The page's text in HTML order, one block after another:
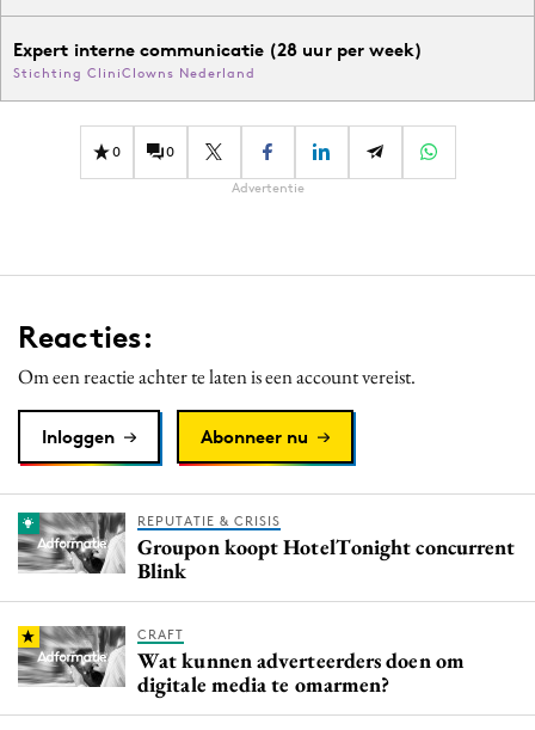
Expert interne communicatie (28 uur per week)
Stichting CliniClowns Nederland
0 0
Advertentie
Reacties:
Om een reactie achter te laten is een account vereist.
Inloggen Abonneer nu
REPUTATIE & CRISIS
Groupon koopt HotelTonight concurrent
Blink
CRAFT
Wat kunnen adverteerders doen om
digitale media te omarmen?